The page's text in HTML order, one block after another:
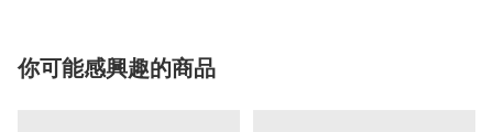
你可能感興趣的商品